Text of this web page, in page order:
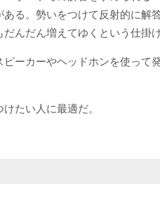
る。勢いをつけて反射的に解
んだん増えてゆくという仕掛け
ーカーやヘッドホンを使って
たい人に最適だ。